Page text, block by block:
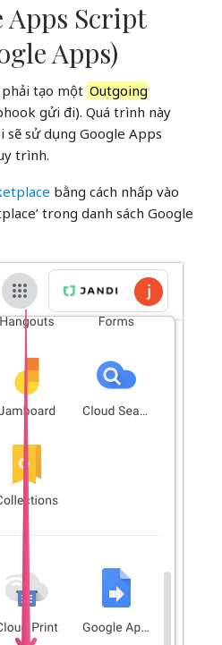
Apps Script
Apps)
tạo một Outgoing
gửi đi). Quá trình này
sẽ sử dụng Google Apps
trình.
bằng cách nhấp vào
trong danh sách Google